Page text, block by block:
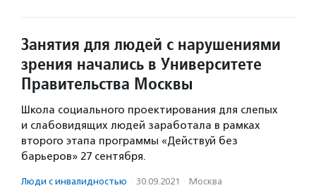
Занятия для людей с нарушениями
зрения начались в Университете
Правительства Москвы
Школа социального проектирования для слепых
и слабовидящих людей заработала в рамках
второго этапа программы «Действуй без
барьеров» 27 сентября.
Люди с инвалидностью · 30.09.2021 · Москва